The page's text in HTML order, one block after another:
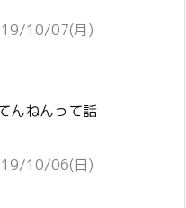
10/07(月)
んねんって話
10/06(日)